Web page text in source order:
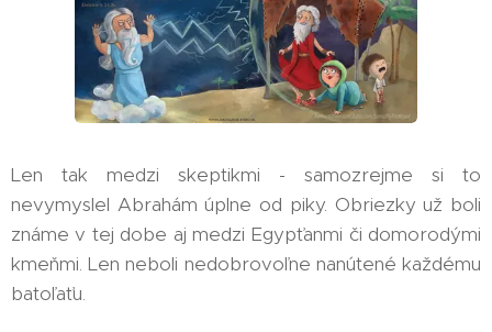
Len tak medzi skeptikmi - samozrejme si to
nevymyslel Abrahám úplne od piky. Obriezky už boli
známe v tej dobe aj medzi Egypťanmi či domorodými
kmeňmi. Len neboli nedobrovoľne nanútené každému
batoľaťu.